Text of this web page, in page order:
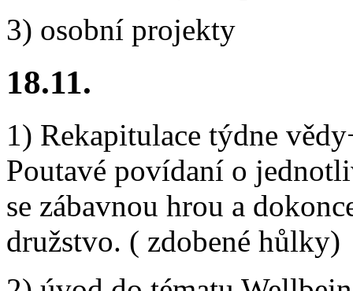
3) osobní projekty
18.11.
1) Rekapitulace týdne
Poutavé povídaní o
se zábavnou hrou a
družstvo. ( zdobené hůlky)